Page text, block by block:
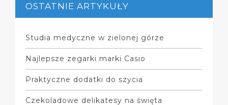
OSTATNIE ARTYKUŁY
Studia medyczne w zielonej górze
Najlepsze zegarki marki Casio
Praktyczne dodatki do szycia
Czekoladowe delikatesy na święta